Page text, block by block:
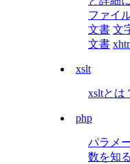
ファイ
文書 文
文書
xslt
xsltとは
php
パラメ
数を知